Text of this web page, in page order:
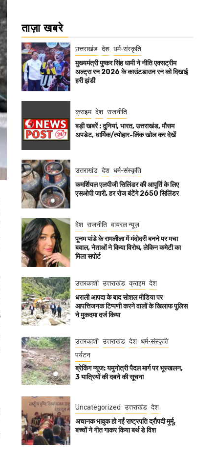
ताज़ा खबरे
उत्तराखंड देश धर्म-संस्कृति
मुख्यमंत्री पुष्कर सिंह धामी ने नीति एक्सट्रीम
अल्ट्रा रन 2026 के काउंटडाउन रन को दिखाई
हरी झंडी
क्राइम देश राजनीति
बड़ी खबरें : दुनियां, भारत, उत्तराखंड, मौसम
अपडेट, धार्मिक/त्योहार-लिंक खोल कर देखें
उत्तराखंड देश धर्म-संस्कृति
कमर्शियल एलपीजी सिलिंडर की आपूर्ति के लिए
एसओपी जारी, हर रोज बंटेंगे 2650 सिलिंडर
देश राजनीति वायरल न्यूज़
पूनम पांडे के रामलीला में मंदोदरी बनने पर मचा
बवाल, नेताओं ने किया विरोध, लेकिन कमेटी का
मिला सपोर्ट
उत्तरकाशी उत्तराखंड क्राइम देश
धराली आपदा के बाद सोशल मीडिया पर
आपत्तिजनक टिप्पणी करने वालों के खिलाफ पुलिस
ने मुकदमा दर्ज किया
उत्तरकाशी उत्तराखंड देश धर्म-संस्कृति
पर्यटन
ब्रेकिंग न्यूज: यमुनोत्री पैदल मार्ग पर भूस्खलन,
3 यात्रियों की दबने की सूचना
Uncategorized उत्तराखंड देश
अचानक भावुक हो गईं राष्ट्रपति द्रौपदी मुर्मू,
बच्चों ने गीत गाकर किया बर्थ डे विश